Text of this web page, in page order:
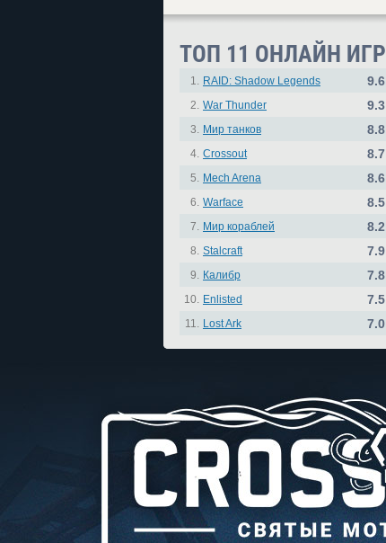
ТОП 11 ОНЛАЙН ИГР
1. RAID: Shadow Legends 9.6
2. War Thunder 9.3
3. Мир танков 8.8
4. Crossout 8.7
5. Mech Arena 8.6
6. Warface 8.5
7. Мир кораблей 8.2
8. Stalcraft 7.9
9. Калибр 7.8
10. Enlisted 7.5
11. Lost Ark 7.0